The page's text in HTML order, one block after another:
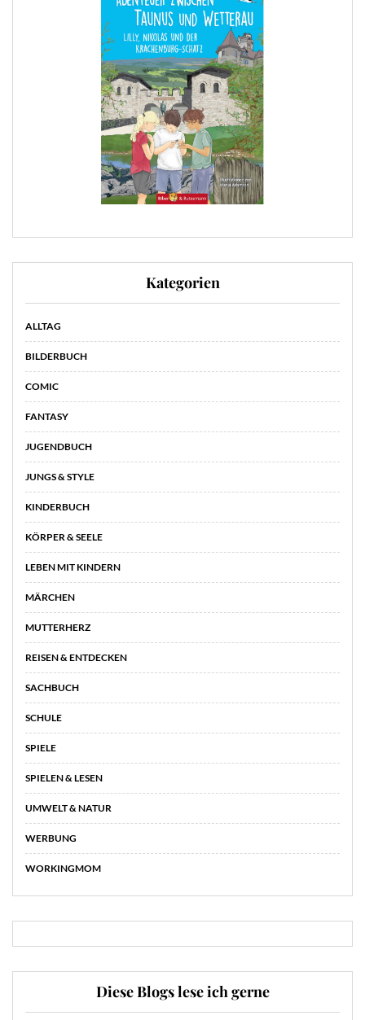
Kategorien
ALLTAG
BILDERBUCH
COMIC
FANTASY
JUGENDBUCH
JUNGS & STYLE
KINDERBUCH
KÖRPER & SEELE
LEBEN MIT KINDERN
MÄRCHEN
MUTTERHERZ
REISEN & ENTDECKEN
SACHBUCH
SCHULE
SPIELE
SPIELEN & LESEN
UMWELT & NATUR
WERBUNG
WORKINGMOM
Diese Blogs lese ich gerne